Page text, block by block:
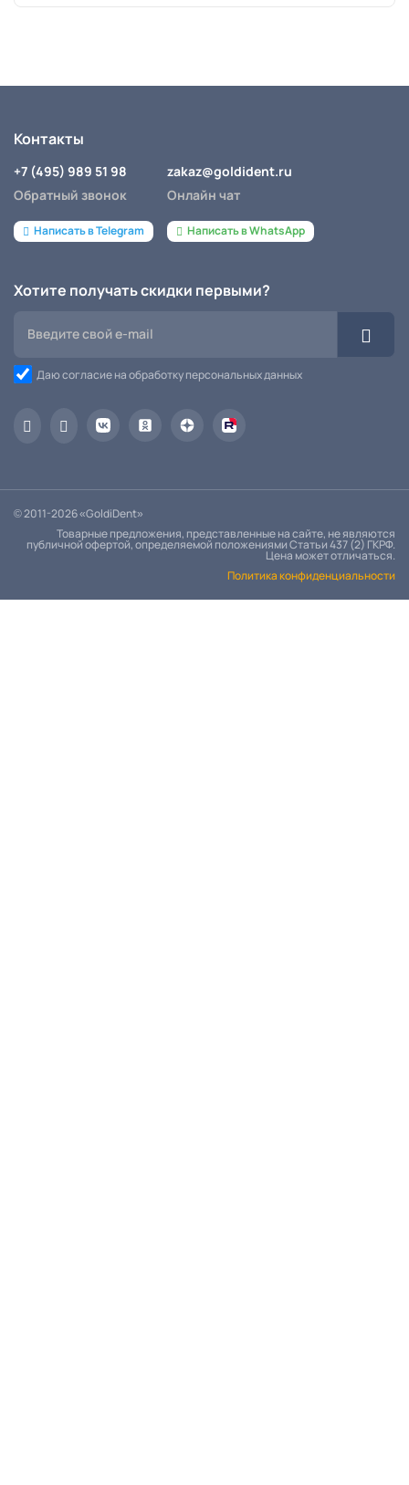
Контакты
+7 (495) 989 51 98
Обратный звонок
Написать в Telegram
zakaz@goldident.ru
Онлайн чат
Написать в WhatsApp
Хотите получать скидки первыми?
Даю согласие на обработку персональных данных
© 2011-2026 «GoldiDent»
Товарные предложения, представленные на сайте, не являются
публичной офертой, определяемой положениями Статьи 437 (2) ГКРФ.
Цена может отличаться.
Политика конфиденциальности